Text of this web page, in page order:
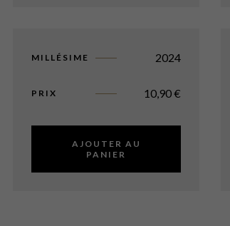
MILLÉSIME 2024
PRIX 10,90€
AJOUTER AU
PANIER